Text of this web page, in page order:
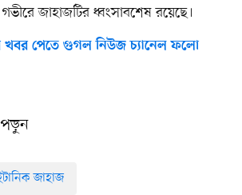
জাহাজটির ধ্বংসাবশেষ রয়েছে।
পেতে গুগল নিউজ চ্যানেল ফলো
জাহাজ